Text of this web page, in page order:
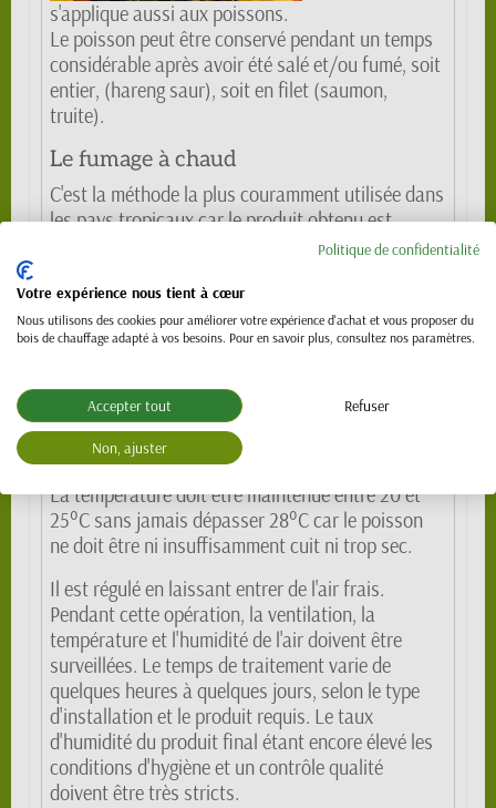
s'applique aussi aux poissons.
Le poisson peut être conservé pendant un temps
considérable après avoir été salé et/ou fumé, soit
entier, (hareng saur), soit en filet (saumon,
truite).
Le fumage à chaud
C'est la méthode la plus couramment utilisée dans
les pays tropicaux car le produit obtenu est
relativement stable. Le poisson est généralement
varie entre 60 et 120°C : le poisson est ainsi fumé
et cuit en même temps. Cette méthode est en fait
une combinaison de séchage et de fumage.
Le fumage à froid
Le fumage à froid est surtout pratiqué dans les
pays tempérés.
La température doit être maintenue entre 20 et
25°C sans jamais dépasser 28°C car le poisson
ne doit être ni insuffisamment cuit ni trop sec.
Il est régulé en laissant entrer de l'air frais.
Pendant cette opération, la ventilation, la
température et l'humidité de l'air doivent être
surveillées. Le temps de traitement varie de
quelques heures à quelques jours, selon le type
d'installation et le produit requis. Le taux
d'humidité du produit final étant encore élevé les
conditions d'hygiène et un contrôle qualité
doivent être très stricts.
Politique de confidentialité
Votre expérience nous tient à cœur
Nous utilisons des cookies pour améliorer votre expérience d'achat et vous proposer du
bois de chauffage adapté à vos besoins. Pour en savoir plus, consultez nos paramètres.
Accepter tout Refuser
Non, ajuster